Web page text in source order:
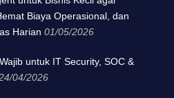
Biaya Operasional, dan
Harian 01/05/2026
untuk IT Security, SOC &
04/2026